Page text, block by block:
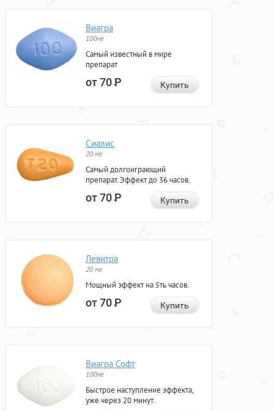
Виагра
100мг
Самый известный в мире
препарат
от 70Р Купить
Сиалис
20 мг
Самый долгоиграющий
препарат. Эффект до 36 часов.
от 70Р Купить
Левитра
20 мг
Мощный эффект на 5ть часов.
от 70Р Купить
Виагра Софт
100мг
Быстрое наступление эффекта,
уже через 20 минут.